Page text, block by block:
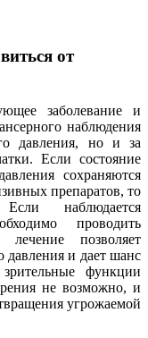
от
заболевание и
наблюдения
давления, но и за
Если состояние
сохраняются
препаратов, то
наблюдается
проводить
лечение позволяет
давления и дает шанс
функции
не возможно, и
угрожаемой